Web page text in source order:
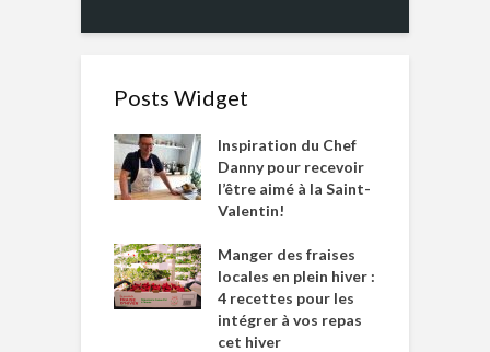
Posts Widget
Inspiration du Chef
Danny pour recevoir
l’être aimé à la Saint-
Valentin!
Manger des fraises
locales en plein hiver :
4 recettes pour les
intégrer à vos repas
cet hiver